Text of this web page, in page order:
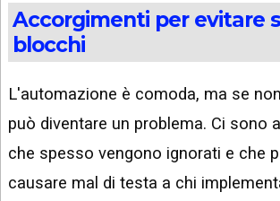
Accorgimenti per evitare
blocchi
L'automazione è comoda, ma se
può diventare un problema. Ci sono
che spesso vengono ignorati e che
causare mal di testa a chi